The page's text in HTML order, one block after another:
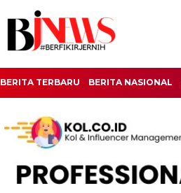
BERITA TERBARU BERITA NASIONAL